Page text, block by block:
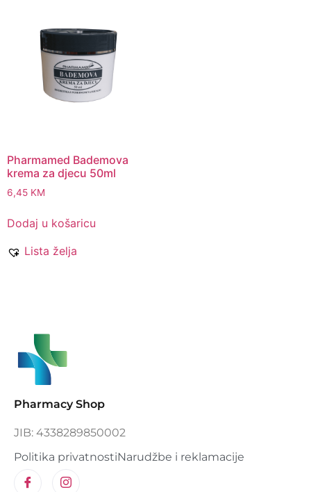
Pharmamed Bademova
krema za djecu 50ml
6,45 KM
Dodaj u košaricu
Lista želja
Pharmacy Shop
JIB: 4338289850002
Politika privatnostiNarudžbe i reklamacije